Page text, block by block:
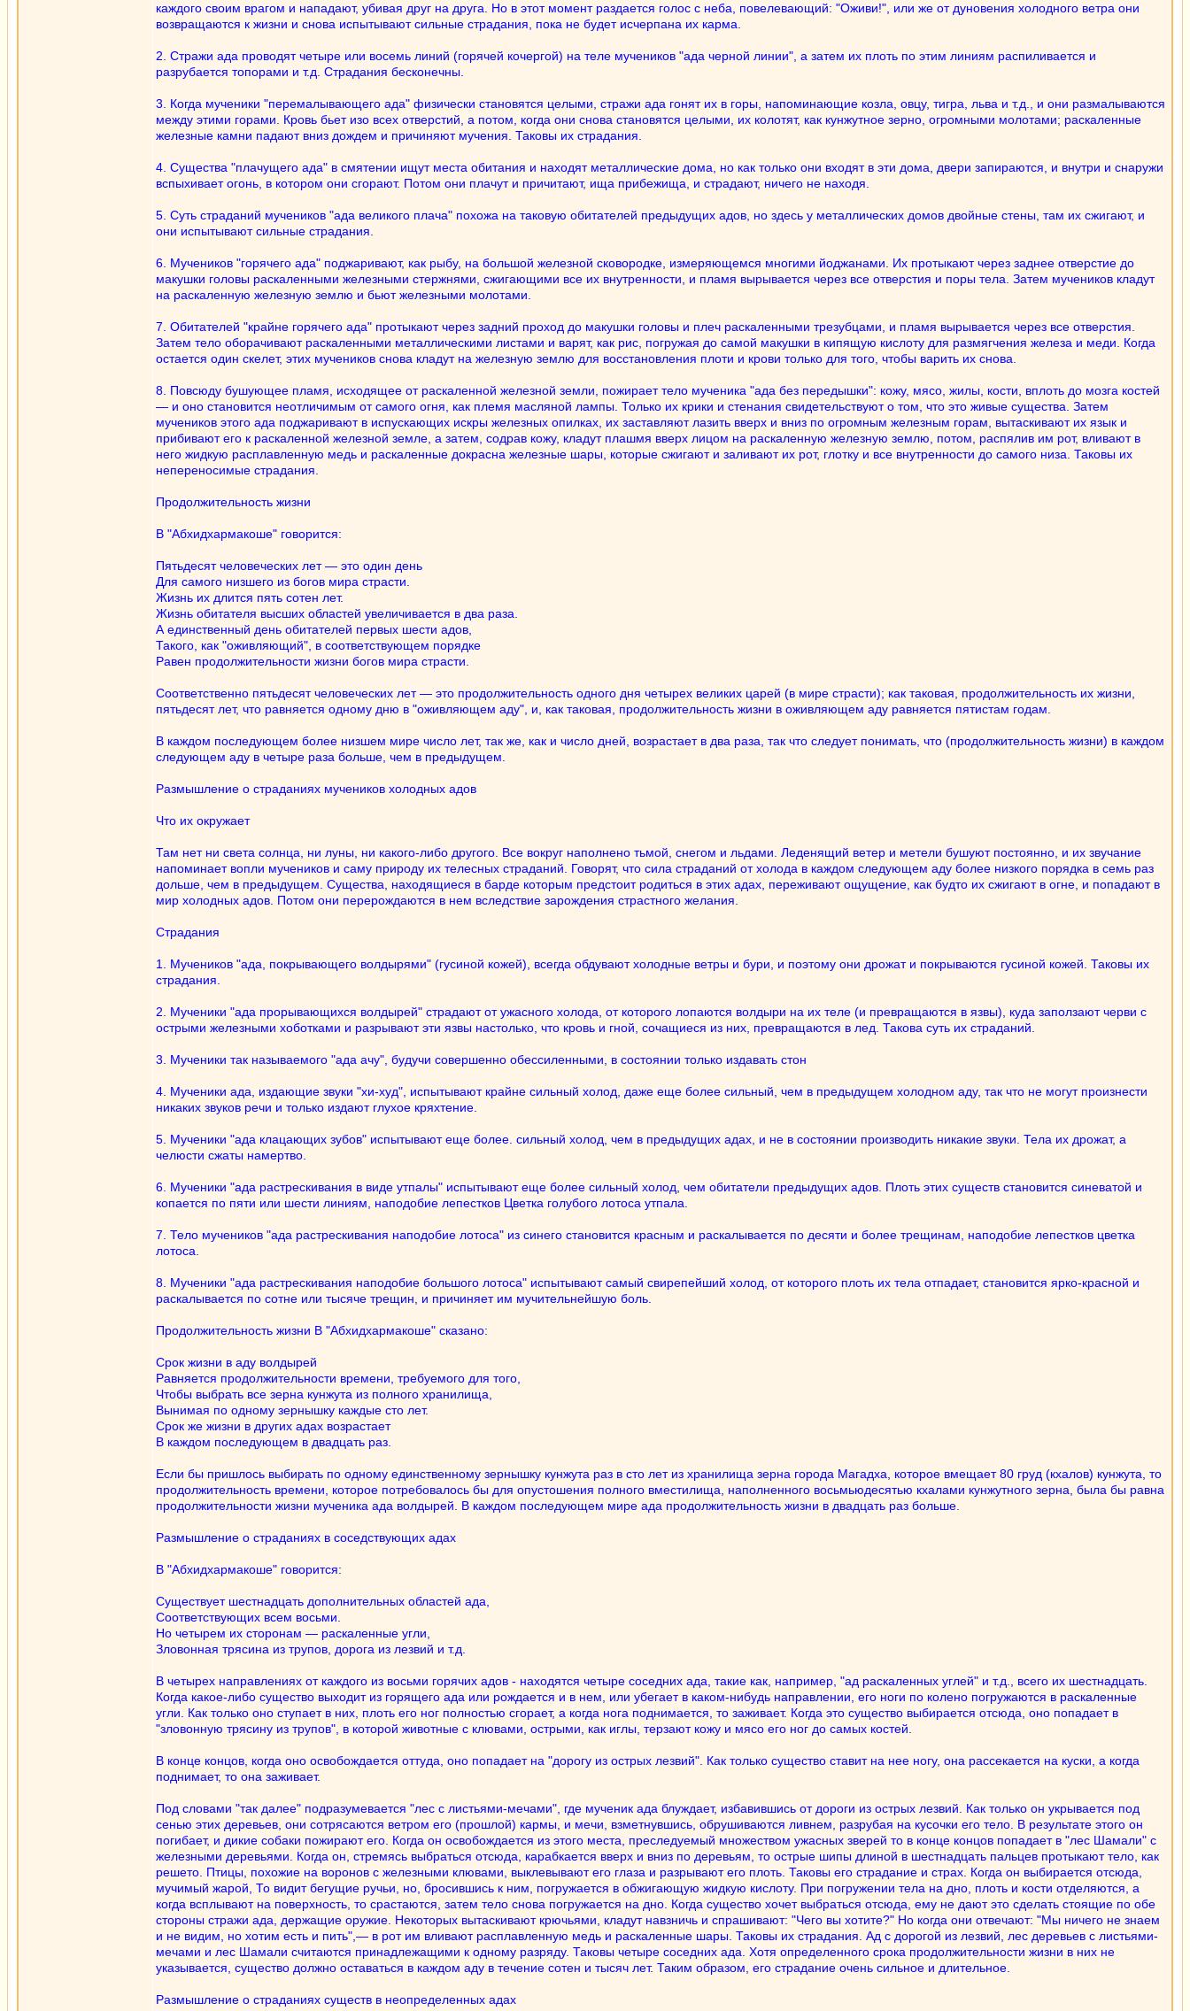
каждого своим врагом и нападают, убивая друг на друга. Но в этот момент раздается голос с неба, повелевающий: "Оживи!", или же от дуновения холодного ветра они
возвращаются к жизни и снова испытывают сильные страдания, пока не будет исчерпана их карма.
2. Стражи ада проводят четыре или восемь линий (горячей кочергой) на теле мучеников "ада черной линии", а затем их плоть по этим линиям распиливается и
разрубается топорами и т.д. Страдания бесконечны.
3. Когда мученики "перемалывающего ада" физически становятся целыми, стражи ада гонят их в горы, напоминающие козла, овцу, тигра, льва и т.д., и они размалываются
между этими горами. Кровь бьет изо всех отверстий, а потом, когда они снова становятся целыми, их колотят, как кунжутное зерно, огромными молотами; раскаленные
железные камни падают вниз дождем и причиняют мучения. Таковы их страдания.
4. Существа "плачущего ада" в смятении ищут места обитания и находят металлические дома, но как только они входят в эти дома, двери запираются, и внутри и снаружи
вспыхивает огонь, в котором они сгорают. Потом они плачут и причитают, ища прибежища, и страдают, ничего не находя.
5. Суть страданий мучеников "ада великого плача" похожа на таковую обитателей предыдущих адов, но здесь у металлических домов двойные стены, там их сжигают, и
они испытывают сильные страдания.
6. Мучеников "горячего ада" поджаривают, как рыбу, на большой железной сковородке, измеряющемся многими йоджанами. Их протыкают через заднее отверстие до
макушки головы раскаленными железными стержнями, сжигающими все их внутренности, и пламя вырывается через все отверстия и поры тела. Затем мучеников кладут
на раскаленную железную землю и бьют железными молотами.
7. Обитателей "крайне горячего ада" протыкают через задний проход до макушки головы и плеч раскаленными трезубцами, и пламя вырывается через все отверстия.
Затем тело оборачивают раскаленными металлическими листами и варят, как рис, погружая до самой макушки в кипящую кислоту для размягчения железа и меди. Когда
остается один скелет, этих мучеников снова кладут на железную землю для восстановления плоти и крови только для того, чтобы варить их снова.
8. Повсюду бушующее пламя, исходящее от раскаленной железной земли, пожирает тело мученика "ада без передышки": кожу, мясо, жилы, кости, вплоть до мозга костей
— и оно становится неотличимым от самого огня, как племя масляной лампы. Только их крики и стенания свидетельствуют о том, что это живые существа. Затем
мучеников этого ада поджаривают в испускающих искры железных опилках, их заставляют лазить вверх и вниз по огромным железным горам, вытаскивают их язык и
прибивают его к раскаленной железной земле, а затем, содрав кожу, кладут плашмя вверх лицом на раскаленную железную землю, потом, распялив им рот, вливают в
него жидкую расплавленную медь и раскаленные докрасна железные шары, которые сжигают и заливают их рот, глотку и все внутренности до самого низа. Таковы их
непереносимые страдания.
Продолжительность жизни
В "Абхидхармакоше" говорится:
Пятьдесят человеческих лет — это один день
Для самого низшего из богов мира страсти.
Жизнь их длится пять сотен лет.
Жизнь обитателя высших областей увеличивается в два раза.
А единственный день обитателей первых шести адов,
Такого, как "оживляющий", в соответствующем порядке
Равен продолжительности жизни богов мира страсти.
Соответственно пятьдесят человеческих лет — это продолжительность одного дня четырех великих царей (в мире страсти); как таковая, продолжительность их жизни,
пятьдесят лет, что равняется одному дню в "оживляющем аду", и, как таковая, продолжительность жизни в оживляющем аду равняется пятистам годам.
В каждом последующем более низшем мире число лет, так же, как и число дней, возрастает в два раза, так что следует понимать, что (продолжительность жизни) в каждом
следующем аду в четыре раза больше, чем в предыдущем.
Размышление о страданиях мучеников холодных адов
Что их окружает
Там нет ни света солнца, ни луны, ни какого-либо другого. Все вокруг наполнено тьмой, снегом и льдами. Леденящий ветер и метели бушуют постоянно, и их звучание
напоминает вопли мучеников и саму природу их телесных страданий. Говорят, что сила страданий от холода в каждом следующем аду более низкого порядка в семь раз
дольше, чем в предыдущем. Существа, находящиеся в барде которым предстоит родиться в этих адах, переживают ощущение, как будто их сжигают в огне, и попадают в
мир холодных адов. Потом они перерождаются в нем вследствие зарождения страстного желания.
Страдания
1. Мучеников "ада, покрывающего волдырями" (гусиной кожей), всегда обдувают холодные ветры и бури, и поэтому они дрожат и покрываются гусиной кожей. Таковы их
страдания.
2. Мученики "ада прорывающихся волдырей" страдают от ужасного холода, от которого лопаются волдыри на их теле (и превращаются в язвы), куда заползают черви с
острыми железными хоботками и разрывают эти язвы настолько, что кровь и гной, сочащиеся из них, превращаются в лед. Такова суть их страданий.
3. Мученики так называемого "ада ачу", будучи совершенно обессиленными, в состоянии только издавать стон
4. Мученики ада, издающие звуки "хи-худ", испытывают крайне сильный холод, даже еще более сильный, чем в предыдущем холодном аду, так что не могут произнести
никаких звуков речи и только издают глухое кряхтение.
5. Мученики "ада клацающих зубов" испытывают еще более. сильный холод, чем в предыдущих адах, и не в состоянии производить никакие звуки. Тела их дрожат, а
челюсти сжаты намертво.
6. Мученики "ада растрескивания в виде утпалы" испытывают еще более сильный холод, чем обитатели предыдущих адов. Плоть этих существ становится синеватой и
копается по пяти или шести линиям, наподобие лепестков Цветка голубого лотоса утпала.
7. Тело мучеников "ада растрескивания наподобие лотоса" из синего становится красным и раскалывается по десяти и более трещинам, наподобие лепестков цветка
лотоса.
8. Мученики "ада растрескивания наподобие большого лотоса" испытывают самый свирепейший холод, от которого плоть их тела отпадает, становится ярко-красной и
раскалывается по сотне или тысяче трещин, и причиняет им мучительнейшую боль.
Продолжительность жизни В "Абхидхармакоше" сказано:
Срок жизни в аду волдырей
Равняется продолжительности времени, требуемого для того,
Чтобы выбрать все зерна кунжута из полного хранилища,
Вынимая по одному зернышку каждые сто лет.
Срок же жизни в других адах возрастает
В каждом последующем в двадцать раз.
Если бы пришлось выбирать по одному единственному зернышку кунжута раз в сто лет из хранилища зерна города Магадха, которое вмещает 80 груд (кхалов) кунжута, то
продолжительность времени, которое потребовалось бы для опустошения полного вместилища, наполненного восьмьюдесятью кхалами кунжутного зерна, была бы равна
продолжительности жизни мученика ада волдырей. В каждом последующем мире ада продолжительность жизни в двадцать раз больше.
Размышление о страданиях в соседствующих адах
В "Абхидхармакоше" говорится:
Существует шестнадцать дополнительных областей ада,
Соответствующих всем восьми.
Но четырем их сторонам — раскаленные угли,
Зловонная трясина из трупов, дорога из лезвий и т.д.
В четырех направлениях от каждого из восьми горячих адов - находятся четыре соседних ада, такие как, например, "ад раскаленных углей" и т.д., всего их шестнадцать.
Когда какое-либо существо выходит из горящего ада или рождается и в нем, или убегает в каком-нибудь направлении, его ноги по колено погружаются в раскаленные
угли. Как только оно ступает в них, плоть его ног полностью сгорает, а когда нога поднимается, то заживает. Когда это существо выбирается отсюда, оно попадает в
"зловонную трясину из трупов", в которой животные с клювами, острыми, как иглы, терзают кожу и мясо его ног до самых костей.
В конце концов, когда оно освобождается оттуда, оно попадает на "дорогу из острых лезвий". Как только существо ставит на нее ногу, она рассекается на куски, а когда
поднимает, то она заживает.
Под словами "так далее" подразумевается "лес с листьями-мечами", где мученик ада блуждает, избавившись от дороги из острых лезвий. Как только он укрывается под
сенью этих деревьев, они сотрясаются ветром его (прошлой) кармы, и мечи, взметнувшись, обрушиваются ливнем, разрубая на кусочки его тело. В результате этого он
погибает, и дикие собаки пожирают его. Когда он освобождается из этого места, преследуемый множеством ужасных зверей то в конце концов попадает в "лес Шамали" с
железными деревьями. Когда он, стремясь выбраться отсюда, карабкается вверх и вниз по деревьям, то острые шипы длиной в шестнадцать пальцев протыкают тело, как
решето. Птицы, похожие на воронов с железными клювами, выклевывают его глаза и разрывают его плоть. Таковы его страдание и страх. Когда он выбирается отсюда,
мучимый жарой, То видит бегущие ручьи, но, бросившись к ним, погружается в обжигающую жидкую кислоту. При погружении тела на дно, плоть и кости отделяются, а
когда всплывают на поверхность, то срастаются, затем тело снова погружается на дно. Когда существо хочет выбраться отсюда, ему не дают это сделать стоящие по обе
стороны стражи ада, держащие оружие. Некоторых вытаскивают крючьями, кладут навзничь и спрашивают: "Чего вы хотите?" Но когда они отвечают: "Мы ничего не знаем
и не видим, но хотим есть и пить",— в рот им вливают расплавленную медь и раскаленные шары. Таковы их страдания. Ад с дорогой из лезвий, лес деревьев с листьями-
мечами и лес Шамали считаются принадлежащими к одному разряду. Таковы четыре соседних ада. Хотя определенного срока продолжительности жизни в них не
указывается, существо должно оставаться в каждом аду в течение сотен и тысяч лет. Таким образом, его страдание очень сильное и длительное.
Размышление о страданиях существ в неопределенных адах